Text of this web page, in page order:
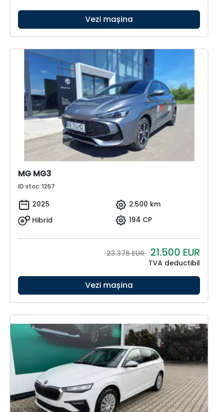
Vezi mașina
MG MG3
ID stoc: 1267
2025
2.500 km
Hibrid
194 CP
23.376 EUR 21.500 EUR
TVA deductibil
Vezi mașina